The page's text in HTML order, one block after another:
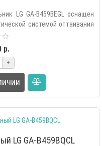
LG GA-B459BEGL оснащен
системой оттаивания
р.
+
LG GA-B459BQCL